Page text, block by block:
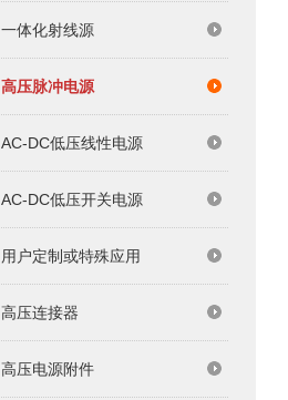
一体化射线源
高压脉冲电源
AC-DC低压线性电源
AC-DC低压开关电源
用户定制或特殊应用
高压连接器
高压电源附件